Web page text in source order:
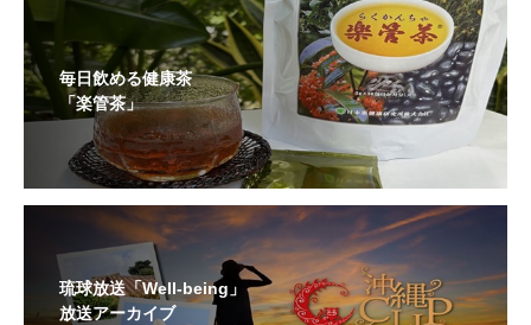
毎日飲める健康茶
「楽管茶」
琉球放送「Well-being」
放送アーカイブ